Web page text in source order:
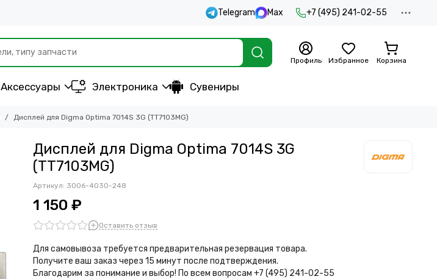
Telegram Max +7 (495) 241-02-55
Профиль Избранное Корзина
Аксессуары Электроника Сувениры
Дисплей для Digma Optima 7014S 3G (TT7103MG)
Дисплей для Digma Optima 7014S 3G
(TT7103MG)
Артикул: 3006-4030-248
1 150 ₽
Оставить отзыв
Для самовывоза требуется предварительная резервация товара.
Получите ваш заказ через 15 минут после подтверждения.
Благодарим за понимание и выбор! По всем вопросам +7 (495) 241-02-55